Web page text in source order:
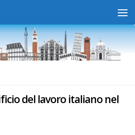
del lavoro italiano nel